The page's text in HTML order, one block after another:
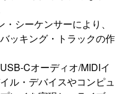
シーケンサーにより、
ッキング・トラックの作
Cオーディオ/MIDIイ
ル・デバイスやコンピュ